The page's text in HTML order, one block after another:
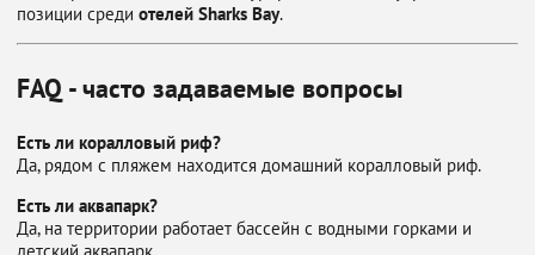
позиции среди отелей Sharks Bay.
FAQ - часто задаваемые вопросы
Есть ли коралловый риф?
Да, рядом с пляжем находится домашний коралловый риф.
Есть ли аквапарк?
Да, на территории работает бассейн с водными горками и